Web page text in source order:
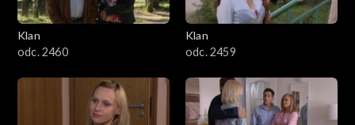
Klan
odc. 2460
Klan
odc. 2459